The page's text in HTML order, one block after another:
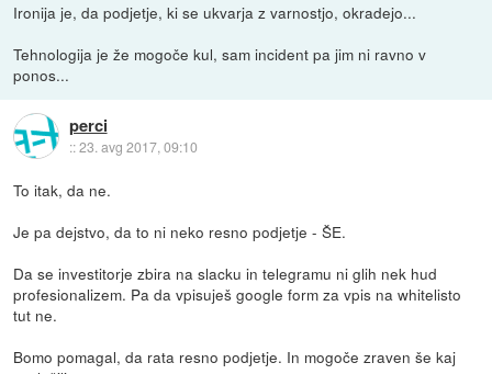
Ironija je, da podjetje, ki se ukvarja z varnostjo, okradejo...
Tehnologija je že mogoče kul, sam incident pa jim ni ravno v
ponos...
perci
::23. avg 2017, 09:10
To itak, da ne.
Je pa dejstvo, da to ni neko resno podjetje - ŠE.
Da se investitorje zbira na slacku in telegramu ni glih nek hud
profesionalizem. Pa da vpisuješ google form za vpis na whitelisto
tut ne.
Bomo pomagal, da rata resno podjetje. In mogoče zraven še kaj